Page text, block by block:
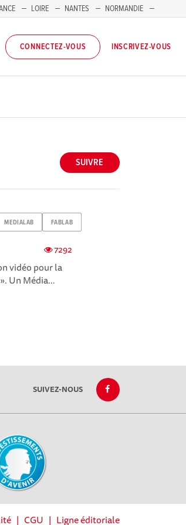
LOIRE NANTES
NORMANDIE
CONNECTEZ-VOUS INSCRIVEZ-VOUS
SUIVRE
MEDIALAB FABLAB
7292
vidéo pour la
Un Média…
SUIVEZ-NOUS
| CGU | Ligne éditoriale